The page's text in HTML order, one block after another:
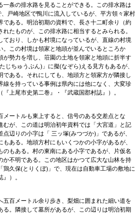
一条の排水路を見ることができる。この排水路は
戸崎地区で鴨川に流入しているが、平方領々家村
である。明治初期の資料で、長さ十二町余り（約
たものが、この排水路に相当するとみられる。
ており、しかも村境になっているが、直線の村境
。この村境は領家と地頭が並んでいるところか
が勢力を増し、荘園の土地を領家と地頭に折半す
じちゅうぶん)」に擬(なぞら)える見方もあるが、
である。それにしても、地頭方と領家方が隣接し
線を持っている事例は県内には他になく、大変珍
上尾市史第二巻』・『武蔵国郡村誌』）。
ートルも東上すると、信号のある交差点とな
むが、この道は明治初年資料では「大宮道」と記
辺りの小字は「 三ッ塚(みつづか)」であるが、
ある。地頭方村にもいくつかの小字があるが、
のもある。村の東南にある小字であるが、片仮名
か不明である。この地区はかつて広大な山林を持
鶏久保(とりくぼ)」で、現在は自動車工場の敷地に
）。
百メートル余り歩き、梨畑に囲まれた細い道を
る。隣接して墓所があるが、この辺りは明治初期